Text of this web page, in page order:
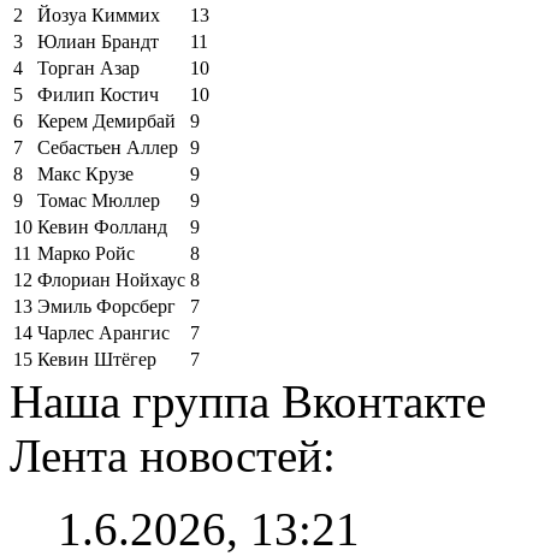
2
Йозуа Киммих
13
3
Юлиан Брандт
11
4
Торган Азар
10
5
Филип Костич
10
6
Керем Демирбай
9
7
Себастьен Аллер 9
8
Макс Крузе
9
9
Томас Мюллер
9
10 Кевин Фолланд
9
11 Марко Ройс
8
12 Флориан Нойхаус 8
13 Эмиль Форсберг
7
14 Чарлес Арангис
7
15 Кевин Штёгер 7
Наша группа Вконтакте
Лента новостей:
1.6.2026, 13:21